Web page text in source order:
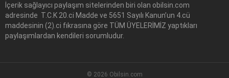
İçerik sağlayıcı paylaşım sitelerinden biri olan obilsin.com
adresinde T.C.K 20.ci Madde ve 5651 Sayılı Kanun’un 4.cü
maddesinin (2).ci fıkrasına göre TÜM ÜYELERİMİZ yaptıkları
paylaşımlardan kendileri sorumludur.
© 2026 Obilsin.com